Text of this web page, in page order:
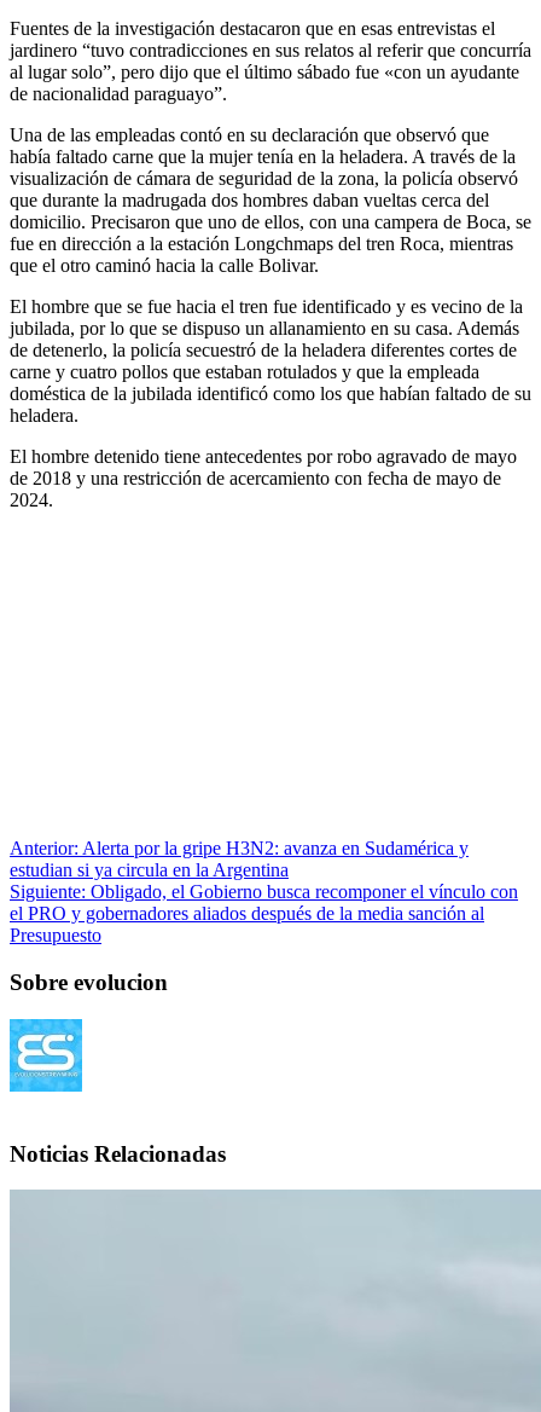
Fuentes de la investigación destacaron que en esas entrevistas el
jardinero “tuvo contradicciones en sus relatos al referir que concurría
al lugar solo”, pero dijo que el último sábado fue «con un ayudante
de nacionalidad paraguayo”.
Una de las empleadas contó en su declaración que observó que
había faltado carne que la mujer tenía en la heladera. A través de la
visualización de cámara de seguridad de la zona, la policía observó
que durante la madrugada dos hombres daban vueltas cerca del
domicilio. Precisaron que uno de ellos, con una campera de Boca, se
fue en dirección a la estación Longchmaps del tren Roca, mientras
que el otro caminó hacia la calle Bolivar.
El hombre que se fue hacia el tren fue identificado y es vecino de la
jubilada, por lo que se dispuso un allanamiento en su casa. Además
de detenerlo, la policía secuestró de la heladera diferentes cortes de
carne y cuatro pollos que estaban rotulados y que la empleada
doméstica de la jubilada identificó como los que habían faltado de su
heladera.
El hombre detenido tiene antecedentes por robo agravado de mayo
de 2018 y una restricción de acercamiento con fecha de mayo de
2024.
Anterior: Alerta por la gripe H3N2: avanza en Sudamérica y
estudian si ya circula en la Argentina
Siguiente: Obligado, el Gobierno busca recomponer el vínculo con
el PRO y gobernadores aliados después de la media sanción al
Presupuesto
Sobre evolucion
Noticias Relacionadas